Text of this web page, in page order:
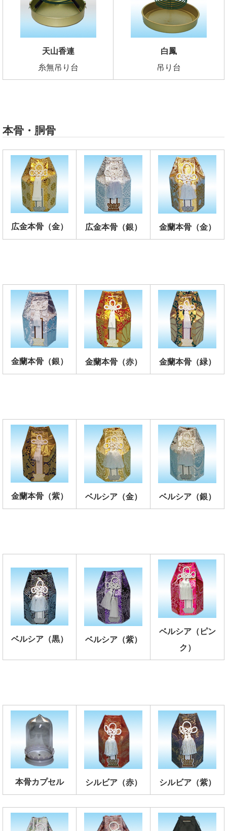
天山香連
糸無吊り台
白鳳
吊り台
本骨・胴骨
広金本骨（金） 広金本骨（銀） 金蘭本骨（金）
金蘭本骨（銀） 金蘭本骨（赤） 金蘭本骨（緑）
金蘭本骨（紫） ベルシア（金） ベルシア（銀）
ベルシア（黒） ベルシア（紫）
ベルシア（ピン
ク）
本骨カプセル シルビア（赤） シルビア（紫）